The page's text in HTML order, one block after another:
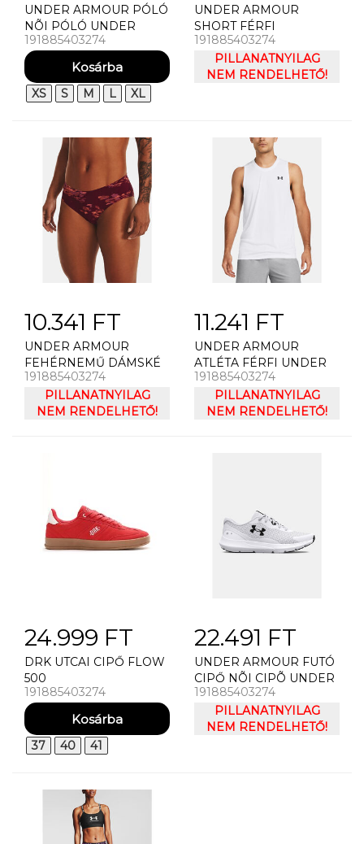
UNDER ARMOUR PÓLÓ
NÕI PÓLÓ UNDER
ARMOUR UA RIVAL RIB
MOCK SS TEE
191885403274
XS S M L XL
UNDER ARMOUR
SHORT FÉRFI
RÖVIDNADRÁG UNDER
ARMOUR UA NEXT GEN
SHORT
191885403274
PILLANATNYILAG
NEM RENDELHETŐ!
10.341 FT
UNDER ARMOUR
FEHÉRNEMŰ DÁMSKÉ
KALHOTKY UNDER
ARMOUR PS HIPSTER
PRINT (3KS)
191885403274
PILLANATNYILAG
NEM RENDELHETŐ!
11.241 FT
UNDER ARMOUR
ATLÉTA FÉRFI UNDER
ARMOUR UA TECH
TANK TRIKÓ
191885403274
PILLANATNYILAG
NEM RENDELHETŐ!
24.999 FT
DRK UTCAI CIPŐ FLOW
500
191885403274
37 40 41
22.491 FT
UNDER ARMOUR FUTÓ
CIPŐ NÕI CIPÕ UNDER
ARMOUR UA W SURGE
191885403274
PILLANATNYILAG
NEM RENDELHETŐ!